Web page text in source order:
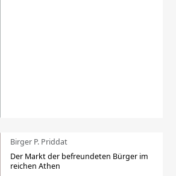
Birger P. Priddat
Der Markt der befreundeten Bürger im
reichen Athen